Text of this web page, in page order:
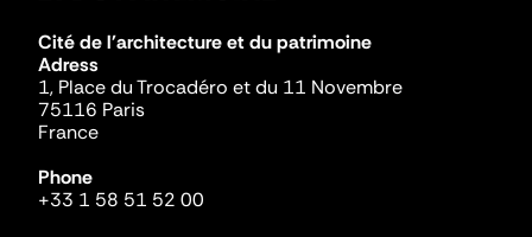
Cité de l'architecture et du patrimoine
Adress
1, Place du Trocadéro et du 11 Novembre
75116 Paris
France
Phone
+33 1 58 51 52 00